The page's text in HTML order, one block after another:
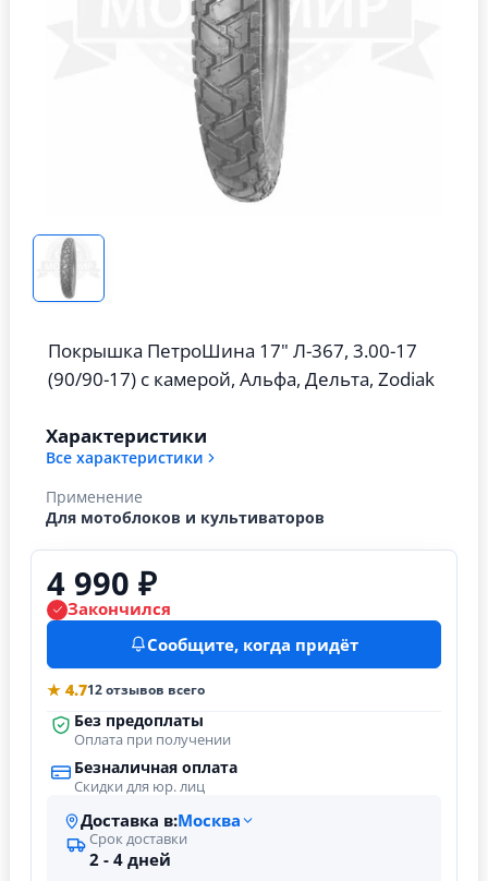
Покрышка ПетроШина 17" Л-367, 3.00-17
(90/90-17) с камерой, Альфа, Дельта, Zodiak
Характеристики
Все характеристики
Применение
Для мотоблоков и культиваторов
4 990 ₽
Закончился
Сообщите, когда придёт
★ 4.712 отзывов всего
Без предоплаты
Оплата при получении
Безналичная оплата
Скидки для юр. лиц
Доставка в:Москва
Срок доставки
2 - 4 дней